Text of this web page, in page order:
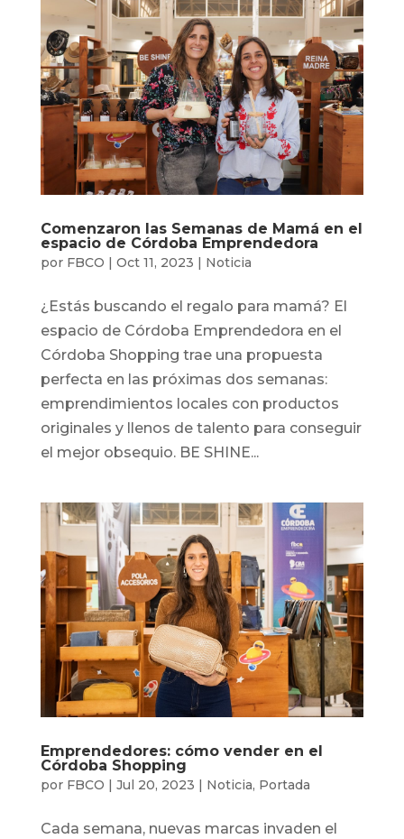
Comenzaron las Semanas de Mamá en el
espacio de Córdoba Emprendedora
por FBCO | Oct 11, 2023 | Noticia
¿Estás buscando el regalo para mamá? El
espacio de Córdoba Emprendedora en el
Córdoba Shopping trae una propuesta
perfecta en las próximas dos semanas:
emprendimientos locales con productos
originales y llenos de talento para conseguir
el mejor obsequio. BE SHINE...
Emprendedores: cómo vender en el
Córdoba Shopping
por FBCO Jul 20, 2023 Noticia, Portada
Cada semana, nuevas marcas invaden el